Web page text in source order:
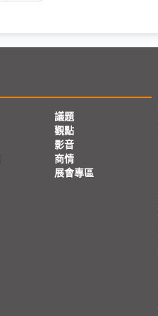
議題
觀點
影音
商情
展會專區